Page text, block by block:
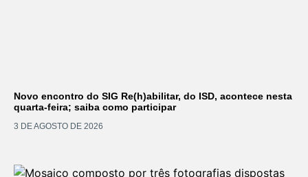
Novo encontro do SIG Re(h)abilitar, do ISD, acontece nesta
quarta-feira; saiba como participar
3 DE AGOSTO DE 2026